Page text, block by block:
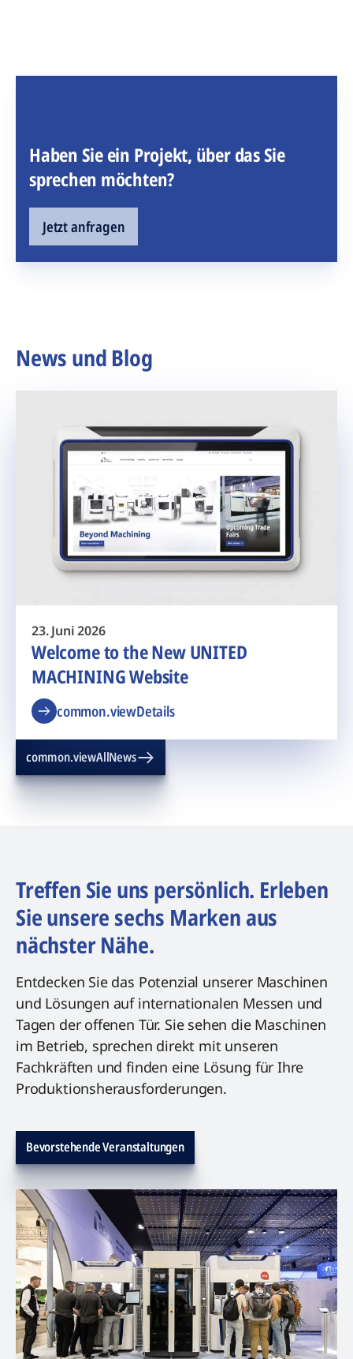
Haben Sie ein Projekt, über das Sie
sprechen möchten?
Jetzt anfragen
News und Blog
23. Juni 2026
Welcome to the New UNITED
MACHINING Website
common.viewDetails
common.viewAllNews
Treffen Sie uns persönlich. Erleben
Sie unsere sechs Marken aus
nächster Nähe.
Entdecken Sie das Potenzial unserer Maschinen
und Lösungen auf internationalen Messen und
Tagen der offenen Tür. Sie sehen die Maschinen
im Betrieb, sprechen direkt mit unseren
Fachkräften und finden eine Lösung für Ihre
Produktionsherausforderungen.
Bevorstehende Veranstaltungen